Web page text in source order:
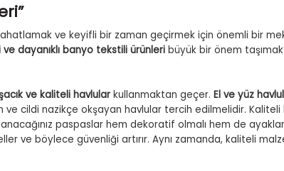
ve keyifli bir zaman geçirmek için önemli bir
dayanıklı banyo tekstili ürünleri büyük bir önem
ve kaliteli havlular kullanmaktan geçer. El ve yüz
cildi nazikçe okşayan havlular tercih edilmelidir. Kaliteli
paspaslar hem dekoratif olmalı hem de
ve böylece güvenliği artırır. Aynı zamanda, kaliteli